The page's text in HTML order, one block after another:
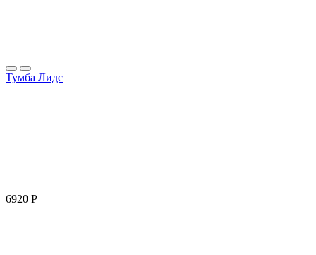
Тумба Лидс
6920 Р